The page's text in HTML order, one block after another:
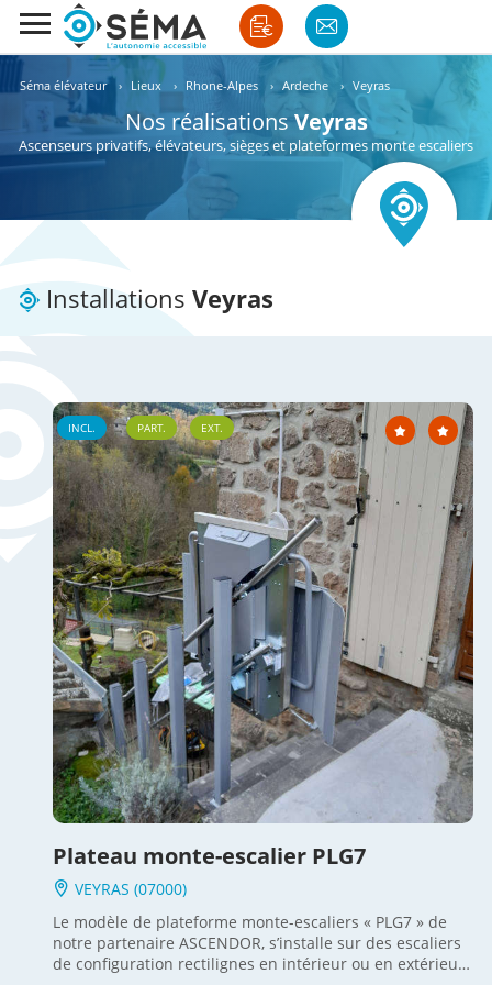
Séma élévateur › Lieux › Rhone-Alpes › Ardeche › Veyras
Nos réalisationsVeyras
Ascenseurs privatifs, élévateurs, sièges et plateformes monte escaliers
Installations Veyras
INCL. PART. EXT.
Plateau monte-escalier PLG7
VEYRAS (07000)
Le modèle de plateforme monte-escaliers « PLG7 » de
notre partenaire ASCENDOR, s’installe sur des escaliers
de configuration rectilignes en intérieur ou en extérieur.